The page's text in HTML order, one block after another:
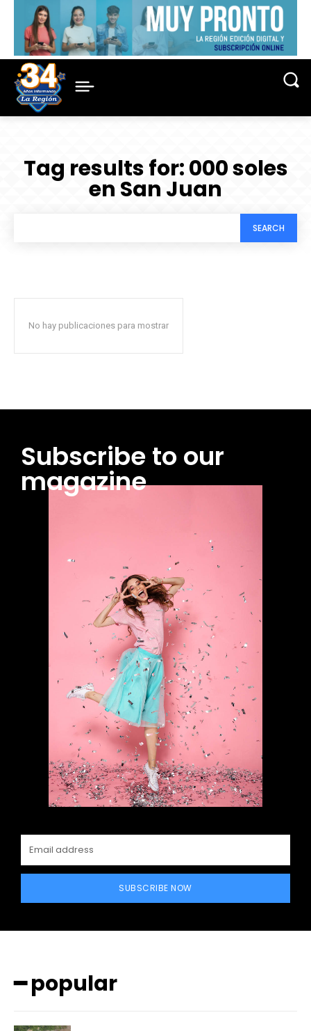
Tag results for:000 soles
en San Juan
SEARCH
No hay publicaciones para mostrar
Subscribe to our
magazine
SUBSCRIBE NOW
━ popular